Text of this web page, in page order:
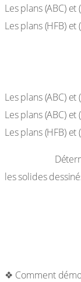
Les plans (ABC)
Les plans (HFB)
Les plans (ABC)
Les plans (ABC)
Les plans (HFB)
les solides
❖ Comment